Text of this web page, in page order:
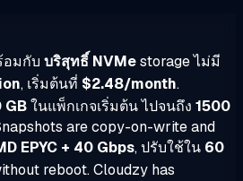
อมกับ บริสุทธิ์ NVMestorage ไม่มี
, เริ่มต้นที่ $2.48/month.
GBในแพ็กเกจเริ่มต้น ไปจนถึง 1500
are copy-on-write and
EPYC + 40 Gbps, ปรับใช้ใน 60
reboot. Cloudzy has